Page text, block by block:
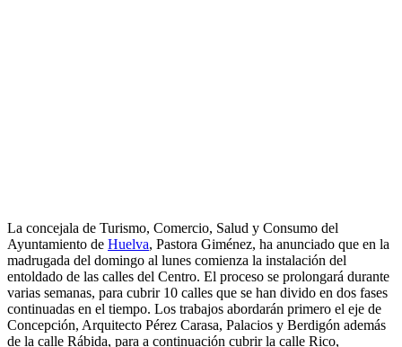
La concejala de Turismo, Comercio, Salud y Consumo del
Ayuntamiento de Huelva, Pastora Giménez, ha anunciado que en la
madrugada del domingo al lunes comienza la instalación del
entoldado de las calles del Centro. El proceso se prolongará durante
varias semanas, para cubrir 10 calles que se han divido en dos fases
continuadas en el tiempo. Los trabajos abordarán primero el eje de
Concepción, Arquitecto Pérez Carasa, Palacios y Berdigón además
de la calle Rábida, para a continuación cubrir la calle Rico,